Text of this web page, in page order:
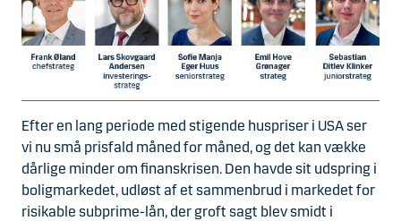
Efter en lang periode med stigende huspriser i USA ser
vi nu små prisfald måned for måned, og det kan vække
dårlige minder om finanskrisen. Den havde sit udspring i
boligmarkedet, udløst af et sammenbrud i markedet for
risikable subprime-lån, der groft sagt blev smidt i